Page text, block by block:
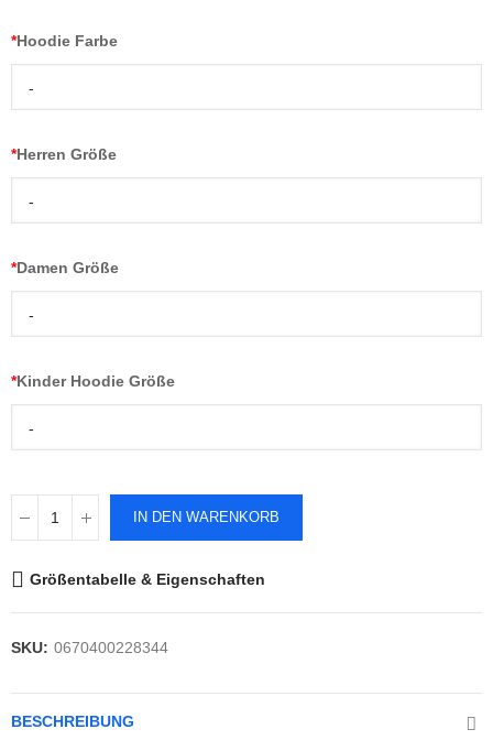
*Hoodie Farbe
-
*Herren Größe
-
*Damen Größe
-
*Kinder Hoodie Größe
-
IN DEN WARENKORB
Größentabelle & Eigenschaften
SKU: 0670400228344
BESCHREIBUNG